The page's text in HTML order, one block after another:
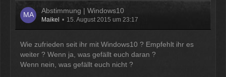
Abstimmung | Windows10
Maikel 15. August 2015 um 23:17
Wie zufrieden seit ihr mit Windows10 ? Empfehlt ihr es
weiter ? Wenn ja, was gefällt euch daran ?
Wenn nein, was gefällt euch nicht ?